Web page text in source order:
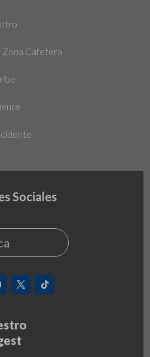
Zona Cafetera
Sociales